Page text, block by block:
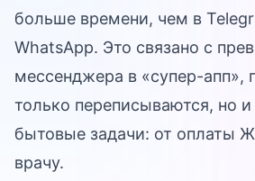
больше времени, чем в
WhatsApp. Это связано с
мессенджера в «супер-апп»,
только переписываются, но
бытовые задачи: от оплаты
врачу.